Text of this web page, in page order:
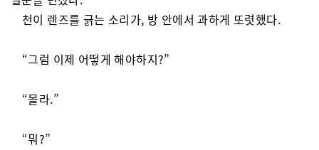
천이 렌즈를 긁는 소리가, 방 안에서 과하게 또렷했다.
“그럼 이제 어떻게 해야하지?”
“몰라.”
“뭐?”